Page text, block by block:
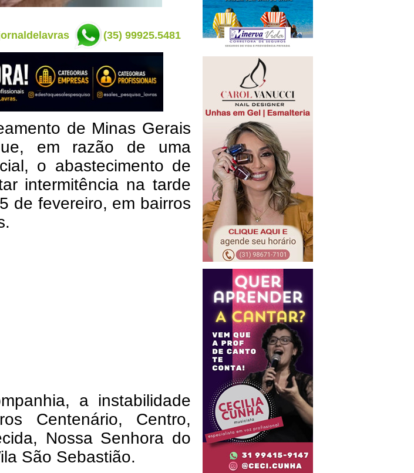
(35) 99925.5481
de Minas Gerais
em razão de uma
o abastecimento de
intermitência na tarde
de fevereiro, em bairros
a instabilidade
Centenário, Centro,
Nossa Senhora do
São Sebastião.